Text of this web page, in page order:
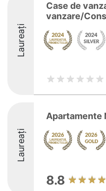
Laureați
Case de
vanzare/
Laureați
Apartamente
8.8